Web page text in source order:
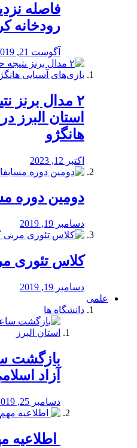
️فاصله
رودخانه
آگوست 21, 2019
استان البرز
هانگژو
اکتبر 12, 2023
دومین دوره
دسامبر 19, 2019
کلاس تئوری
دسامبر 19, 2019
علمی
دانشگاه ها
بازگشت
آزاد
دسامبر 25, 2019
اطلاعیه